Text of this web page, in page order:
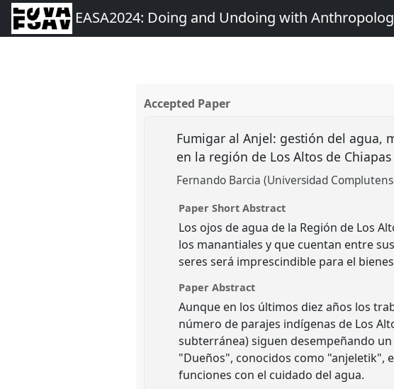
EASA2024: Doing and Undoing with
Accepted Paper
Fumigar al Anjel: gestión del agua,
en la región de Los Altos de
Fernando Barcia (Universidad
Paper Short Abstract
Los ojos de agua de la Región de Los
los manantiales y que cuentan entre
seres será imprescindible para el
Paper Abstract
Aunque en los últimos diez años los
número de parajes indígenas de Los
subterránea) siguen desempeñando
"Dueños", conocidos como "anjeletik",
funciones con el cuidado del agua.